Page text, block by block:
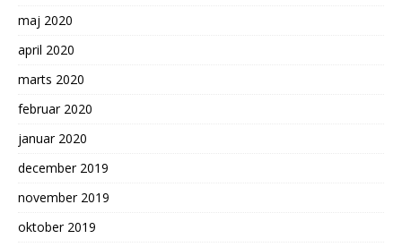
maj 2020
april 2020
marts 2020
februar 2020
januar 2020
december 2019
november 2019
oktober 2019